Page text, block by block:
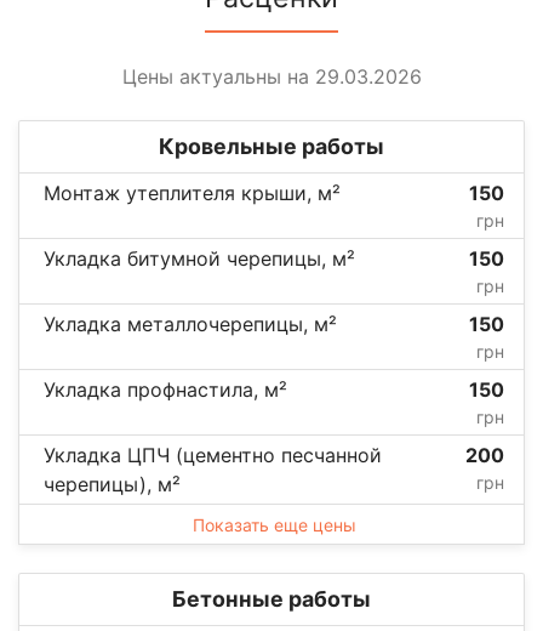
Цены актуальны на 29.03.2026
Кровельные работы
Монтаж утеплителя крыши, м² 150
грн
Укладка битумной черепицы, м² 150
грн
Укладка металлочерепицы, м² 150
грн
Укладка профнастила, м² 150
грн
Укладка ЦПЧ (цементно песчанной
черепицы), м²
200
грн
Показать еще цены
Бетонные работы